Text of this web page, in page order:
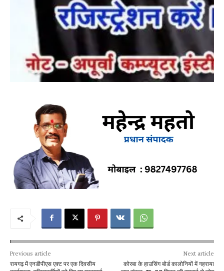
Previous article
रायगढ़ में एनडीपीएस एक्ट पर एक दिवसीय
Next article
कोरबा के हाउसिंग बोर्ड कालोनियों में गहराया